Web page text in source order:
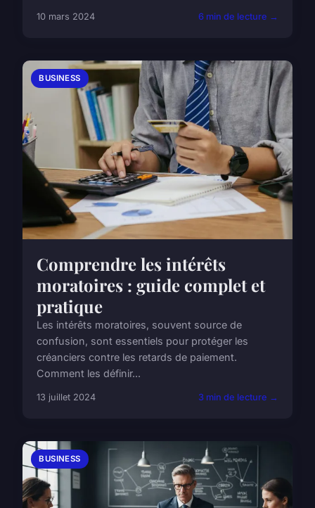
10 mars 2024 6 min de lecture →
BUSINESS
Comprendre les intérêts
moratoires : guide complet et
pratique
Les intérêts moratoires, souvent source de
confusion, sont essentiels pour protéger les
créanciers contre les retards de paiement.
Comment les définir...
13 juillet 2024 3 min de lecture →
BUSINESS